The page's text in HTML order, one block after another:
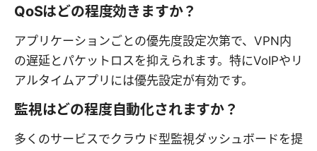
QoSはどの程度効きますか？
アプリケーションごとの優先度設定次第で、VPN内
の遅延とパケットロスを抑えられます。特にVoIPやリ
アルタイムアプリには優先設定が有効です。
監視はどの程度自動化されますか？
多くのサービスでクラウド型監視ダッシュボードを提